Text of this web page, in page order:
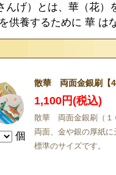
んげ）とは、華（花）
供養するために 華 は
個
散華 両面金銀刷【
1,100円(税込)
散華 両面金銀刷（１
両面、金や銀の厚紙に
標準のサイズです。